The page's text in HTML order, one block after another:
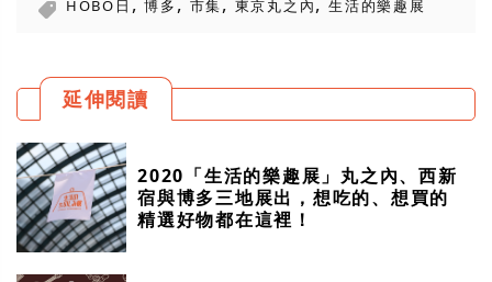
HOBO日 博多 市集 東京丸之內 生活的樂趣展
延伸閱讀
2020「生活的樂趣展」丸之內、西新
宿與博多三地展出，想吃的、想買的
精選好物都在這裡！